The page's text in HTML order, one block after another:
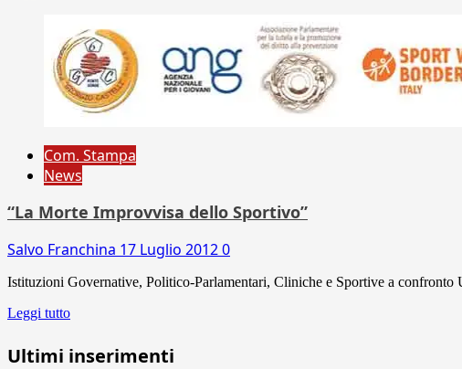
Com. Stampa
News
“La Morte Improvvisa dello Sportivo”
Salvo Franchina 17 Luglio 20120
Istituzioni Governative, Politico-Parlamentari, Cliniche e Sportive a confronto
Leggi tutto
Ultimi inserimenti